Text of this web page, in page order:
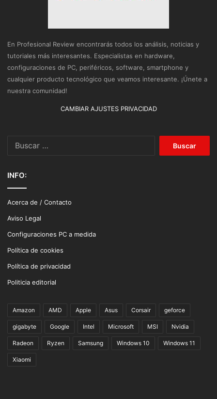
En Profesional Review encontrarás todos los análisis, noticias y
tutoriales más interesantes. Especialistas en hardware,
configuraciones de PC, periféricos, software, smartphone y
cualquier producto tecnológico que veamos interesante. ¡Únete a
nuestra comunidad!
CAMBIAR AJUSTES PRIVACIDAD
INFO:
Acerca de / Contacto
Aviso Legal
Configuraciones PC a medida
Política de cookies
Política de privacidad
Politicia editorial
Amazon AMD Apple Asus Corsair geforce
gigabyte Google Intel Microsoft MSI Nvidia
Radeon Ryzen Samsung Windows 10 Windows 11
Xiaomi